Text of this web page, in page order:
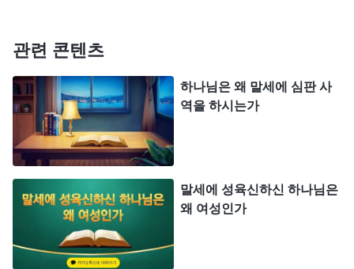
오늘날, 구세주는 이미 오셨습니다. 예수님이 육신
을 입고 돌아오신 건데, 그분이 바로 성육신으로 오
신 전능하신 하나님이십니다. 전능하신 하나님은 인
류를 정결케 하고 구원하는 모든 진리를 선포하셨고
하나님 집에서부터 심판을 시작하셨습니다. 하나님
이 성육신하지 않으시면 그 어떤 위인이나 유명인이
라고 해도 진리를 선포할 수 없고 인류를 구원할 수
도 없습니다. 오직 성육신하신 하나님만이 그리스도
시고 구세주시죠. 자, 그러면 그리스도란 무엇을 말
관련 콘텐츠
하나님은 왜 말세에 심판 사
역을 하시는가
말세에 성육신하신 하나님은
왜 여성인가